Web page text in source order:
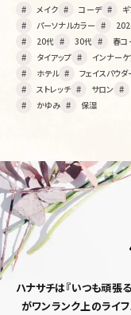
メイク コーデ
パーソナルカラー
20代
30代 春コ
タイアップ
インナー
ホテル
フェイスパウダ
ストレッチ
サロン
かゆみ
保湿
ハナサチは『いつも頑張
がワンランク上のライ